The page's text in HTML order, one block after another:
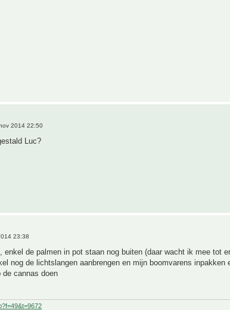
2014 22:50
Luc?
23:38
enkel de palmen in pot staan nog buiten (daar wacht ik mee tot
nog de lichtslangen aanbrengen en mijn boomvarens inpakken
de cannas doen